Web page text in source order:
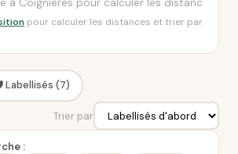
pour calculer les distances et trier par
Labellisés (7)
Trier par
: